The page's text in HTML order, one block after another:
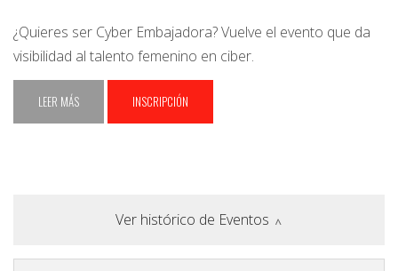
¿Quieres ser Cyber Embajadora? Vuelve el evento que da
visibilidad al talento femenino en ciber.
LEER MÁS INSCRIPCIÓN
Ver histórico de Eventos